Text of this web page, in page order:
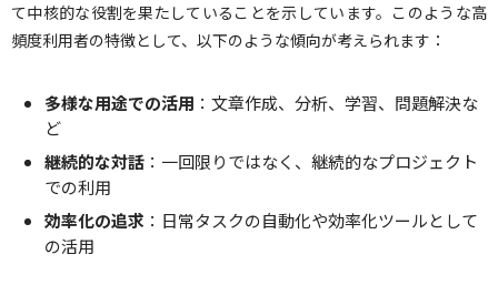
て中核的な役割を果たしていることを示しています。このような高
頻度利用者の特徴として、以下のような傾向が考えられます：
多様な用途での活用 ：文章作成、分析、学習、問題解決な
ど
継続的な対話 ：一回限りではなく、継続的なプロジェクト
での利用
効率化の追求 ：日常タスクの自動化や効率化ツールとして
の活用